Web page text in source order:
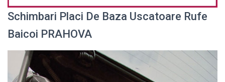
Schimbari Placi De Baza Uscatoare Rufe
Baicoi PRAHOVA